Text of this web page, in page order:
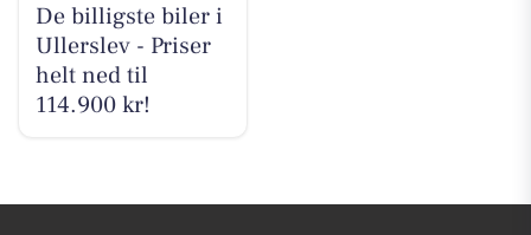
De billigste biler i
Ullerslev - Priser
helt ned til
114.900 kr!